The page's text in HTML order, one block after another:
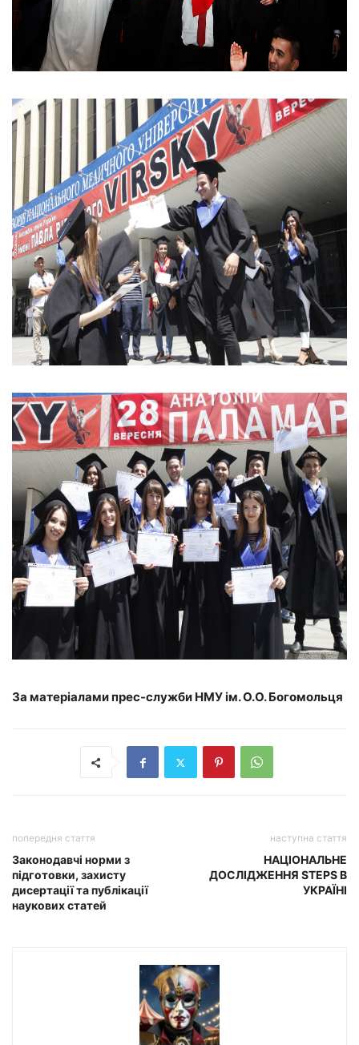
За матеріалами прес-служби НМУ ім. О.О. Богомольця
попередня стаття
Законодавчі норми з
підготовки, захисту
дисертації та публікації
наукових статей
наступна стаття
НАЦІОНАЛЬНЕ
ДОСЛІДЖЕННЯ STEPS В
УКРАЇНІ